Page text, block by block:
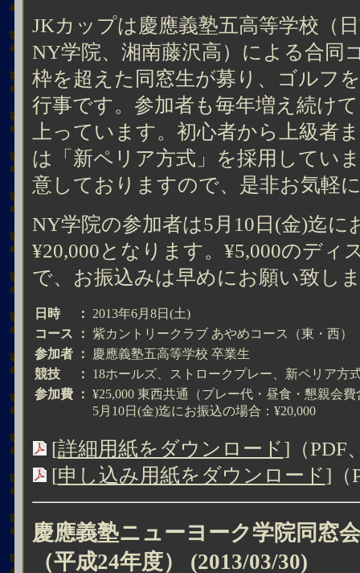
JKカップは慶應義塾五高等学校（
NY学院、湘南藤沢高）による合同
枠を超えた同窓生が募り、ゴルフ
行事です。参加者も毎年増え続け
上っています。初心者から上級者
は「新ペリア方式」を採用してい
意しておりますので、是非お気軽
NY学院の参加者は5月10日(金)迄に
¥20,000となります。¥5,000のディ
で、お振込みは早めにお願い致し
日時 ：
2013年6月8日(土)
コース
： 紫カントリークラブ あやめコース（東・西）
参加者
：
慶應義塾五高等学校 卒業生
競技
：
18ホールズ、ストロークプレー、新ペリア方
参加費
： ¥25,000 東西共通（プレー代・昼食・懇親会費
5月10日(金)迄にお振込の場合：¥20,000
[詳細用紙をダウンロード]（PDF
[申し込み用紙をダウンロード]（
慶應義塾ニューヨーク学院同窓
（平成24年度）
(2013/03/30)